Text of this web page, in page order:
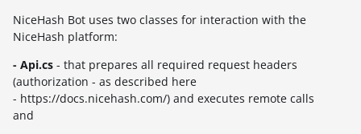
NiceHash Bot uses two classes for interaction with the
NiceHash platform:
- Api.cs - that prepares all required request headers
(authorization - as described here
- https://docs.nicehash.com/) and executes remote calls
and